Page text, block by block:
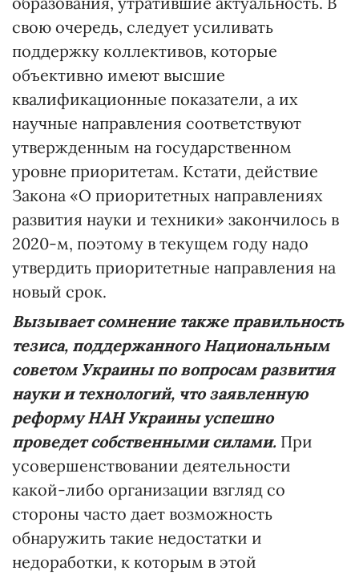
свою очередь, следует усиливать
поддержку коллективов, которые
объективно имеют высшие
квалификационные показатели, а их
научные направления соответствуют
утвержденным на государственном
уровне приоритетам. Кстати, действие
Закона «О приоритетных направлениях
развития науки и техники» закончилось в
2020-м, поэтому в текущем году надо
утвердить приоритетные направления на
новый срок.
Вызывает сомнение также правильность
тезиса, поддержанного Национальным
советом Украины по вопросам развития
науки и технологий, что заявленную
реформу НАН Украины успешно
проведет собственными силами. При
усовершенствовании деятельности
какой-либо организации взгляд со
стороны часто дает возможность
обнаружить такие недостатки и
недоработки, к которым в этой